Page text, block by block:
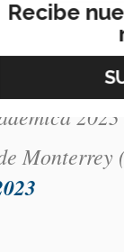
sistemas de
2023
Recibe